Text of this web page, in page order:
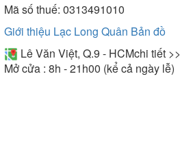
Mã số thuế: 0313491010
Giới thiệu Lạc Long Quân Bản đồ
Lê Văn Việt, Q.9 - HCMchi tiết >>
Mở cửa : 8h - 21h00 (kể cả ngày lễ)